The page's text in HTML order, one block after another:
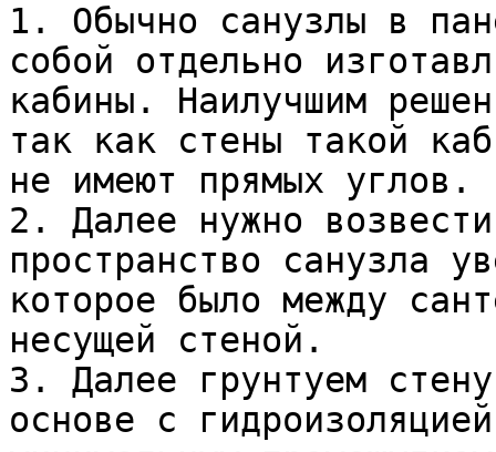
1. Обычно санузлы в
собой отдельно
кабины. Наилучшим
так как стены такой
не имеют прямых углов.
2. Далее нужно
пространство санузла
которое было между
несущей стеной.
3. Далее грунтуем
основе с